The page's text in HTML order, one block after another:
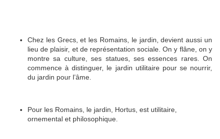
Chez les Grecs, et les Romains, le jardin, devient aussi un
lieu de plaisir, et de représentation sociale. On y flâne, on y
montre sa culture, ses statues, ses essences rares. On
commence à distinguer, le jardin utilitaire pour se nourrir,
du jardin pour l’âme.
Pour les Romains, le jardin, Hortus, est utilitaire,
ornemental et philosophique.